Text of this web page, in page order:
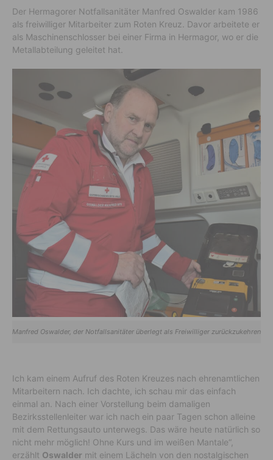
Der Hermagorer Notfallsanitäter Manfred Oswalder kam 1986
als freiwilliger Mitarbeiter zum Roten Kreuz. Davor arbeitete er
als Maschinenschlosser bei einer Firma in Hermagor, wo er die
Metallabteilung geleitet hat.
Manfred Oswalder, der Notfallsanitäter überlegt als Freiwilliger zurückzukehren
Ich kam einem Aufruf des Roten Kreuzes nach ehrenamtlichen
Mitarbeitern nach. Ich dachte, ich schau mir das einfach
einmal an. Nach einer Vorstellung beim damaligen
Bezirksstellenleiter war ich nach ein paar Tagen schon alleine
mit dem Rettungsauto unterwegs. Das wäre heute natürlich so
nicht mehr möglich! Ohne Kurs und im weißen Mantale“,
erzählt Oswalder mit einem Lächeln von den nostalgischen